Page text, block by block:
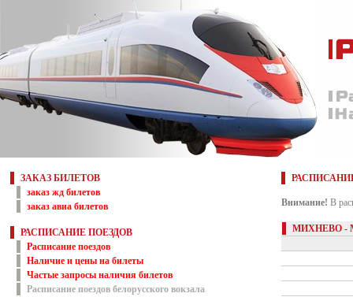
ЗАКАЗ БИЛЕТОВ
заказ жд билетов
заказ авиа билетов
РАСПИСАНИЕ ПОЕЗДОВ
Расписание поездов
Наличие и цены на билеты
Частые запросы наличия билетов
Расписание поездов белорусского вокзала
Внимание! В
МИХНЕВО -